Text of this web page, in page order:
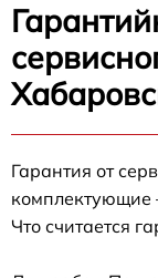
Гарантия от
комплектующие
Что считается